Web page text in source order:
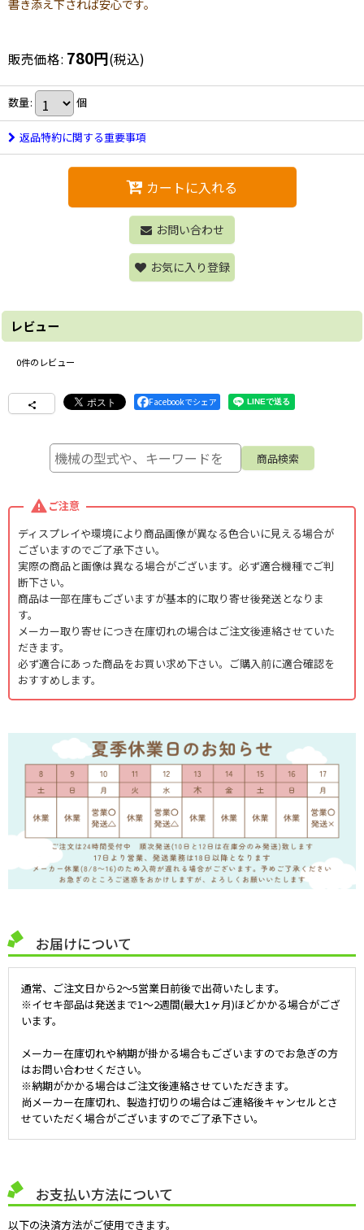
書き添え下されば安心です。
販売価格: 780円(税込)
数量: 個
返品特約に関する重要事項
カートに入れる
お問い合わせ
お気に入り登録
レビュー
0件のレビュー
Facebookでシェア
ご注意
ディスプレイや環境により商品画像が異なる色合いに見える場合が
ございますのでご了承下さい。
実際の商品と画像は異なる場合がございます。必ず適合機種でご判
断下さい。
商品は一部在庫もございますが基本的に取り寄せ後発送となりま
す。
メーカー取り寄せにつき在庫切れの場合はご注文後連絡させていた
だきます。
必ず適合にあった商品をお買い求め下さい。ご購入前に適合確認を
おすすめします。
お届けについて
通常、ご注文日から2～5営業日前後で出荷いたします。
※イセキ部品は発送まで1～2週間(最大1ヶ月)ほどかかる場合がござ
います。
メーカー在庫切れや納期が掛かる場合もございますのでお急ぎの方
はお問い合わせください。
※納期がかかる場合はご注文後連絡させていただきます。
尚メーカー在庫切れ、製造打切りの場合はご連絡後キャンセルとさ
せていただく場合がございますのでご了承下さい。
お支払い方法について
以下の決済方法がご使用できます。